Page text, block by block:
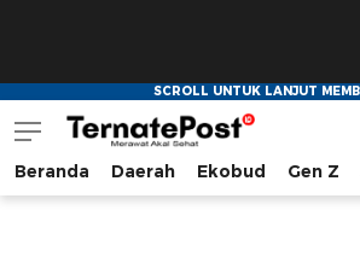
TernatePost.id
merawat akal sehat
Beranda Daerah Ekobud Gen Z